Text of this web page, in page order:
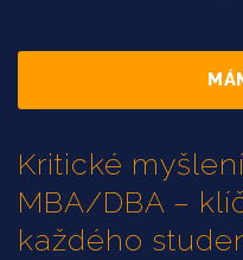
Kritické
MBA/DBA –
každého